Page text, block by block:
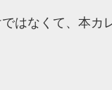
はなくて、本カ